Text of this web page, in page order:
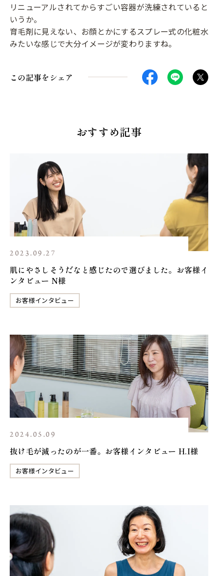
リニューアルされてからすごい容器が洗練されていると
いうか。
育毛剤に見えない、お顔とかにするスプレー式の化粧水
みたいな感じで大分イメージが変わりますね。
この記事をシェア
おすすめ記事
2023.09.27
肌にやさしそうだなと感じたので選びました。お客様イ
ンタビュー N様
お客様インタビュー
2024.05.09
抜け毛が減ったのが一番。お客様インタビュー H.I様
お客様インタビュー